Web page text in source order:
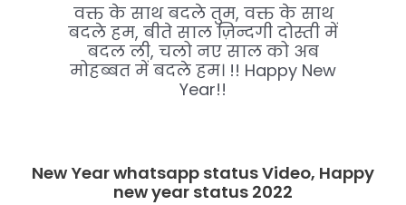
वक्त के साथ बदले तुम, वक्त के साथ
बदले हम, बीते साल ज़िन्दगी दोस्ती में
बदल ली, चलो नए साल को अब
मोहब्बत में बदले हम। !! Happy New
Year!!
New Year whatsapp status Video, Happy
new year status 2022